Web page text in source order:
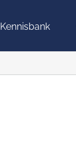
Kennisbank